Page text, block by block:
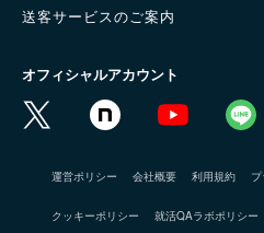
送客サービスのご案内
オフィシャルアカウント
運営ポリシー 会社概要 利用規約
クッキーポリシー 就活QAラボポリシー